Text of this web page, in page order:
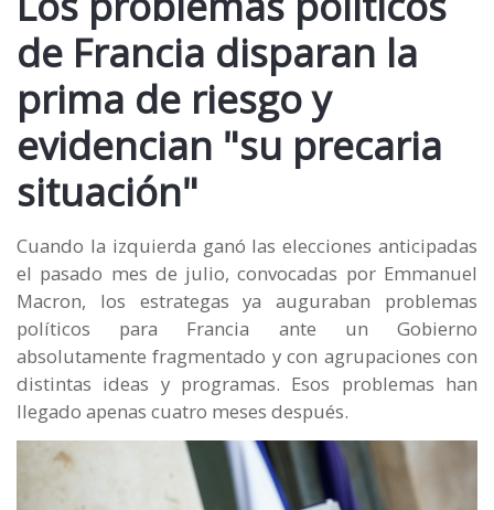
de Francia disparan la
prima de riesgo y
evidencian "su precaria
situación"
Cuando la izquierda ganó las elecciones anticipadas
el pasado mes de julio, convocadas por Emmanuel
Macron, los estrategas ya auguraban problemas
políticos para Francia ante un Gobierno
absolutamente fragmentado y con agrupaciones con
distintas ideas y programas. Esos problemas han
llegado apenas cuatro meses después.